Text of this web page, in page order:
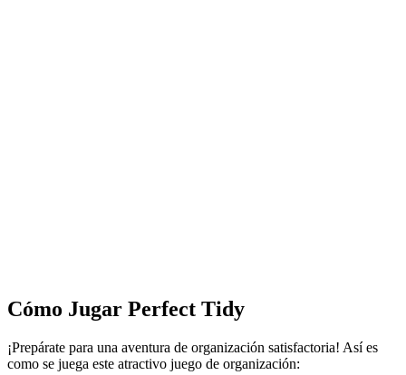
Cómo Jugar Perfect Tidy
¡Prepárate para una aventura de organización satisfactoria! Así es
como se juega este atractivo juego de organización: